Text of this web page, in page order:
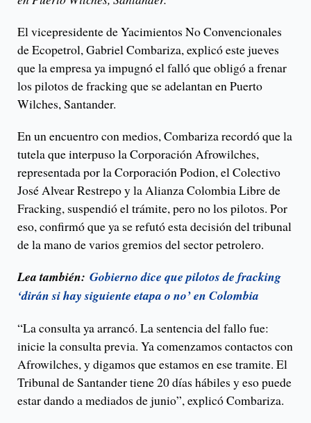
El vicepresidente de Yacimientos No Convencionales
de Ecopetrol, Gabriel Combariza, explicó este jueves
que la empresa ya impugnó el falló que obligó a frenar
los pilotos de fracking que se adelantan en Puerto
Wilches, Santander.
En un encuentro con medios, Combariza recordó que la
tutela que interpuso la Corporación Afrowilches,
representada por la Corporación Podion, el Colectivo
José Alvear Restrepo y la Alianza Colombia Libre de
Fracking, suspendió el trámite, pero no los pilotos. Por
eso, confirmó que ya se refutó esta decisión del tribunal
de la mano de varios gremios del sector petrolero.
Lea también: Gobierno dice que pilotos de fracking
‘dirán si hay siguiente etapa o no’ en Colombia
“La consulta ya arrancó. La sentencia del fallo fue:
inicie la consulta previa. Ya comenzamos contactos con
Afrowilches, y digamos que estamos en ese tramite. El
Tribunal de Santander tiene 20 días hábiles y eso puede
estar dando a mediados de junio”, explicó Combariza.